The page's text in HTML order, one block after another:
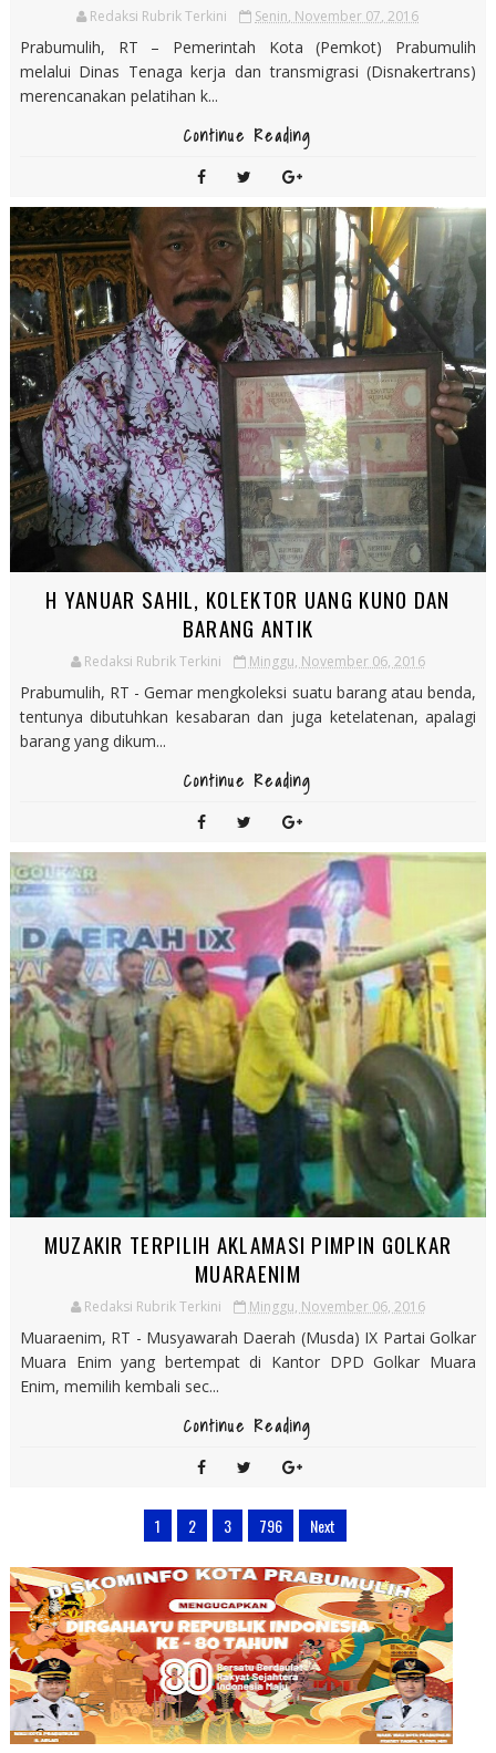
Redaksi Rubrik Terkini Senin, November 07, 2016
Prabumulih, RT – Pemerintah Kota (Pemkot) Prabumulih
melalui Dinas Tenaga kerja dan transmigrasi (Disnakertrans)
merencanakan pelatihan k...
Continue Reading
H YANUAR SAHIL, KOLEKTOR UANG KUNO DAN
BARANG ANTIK
Redaksi Rubrik Terkini Minggu, November 06, 2016
Prabumulih, RT - Gemar mengkoleksi suatu barang atau benda,
tentunya dibutuhkan kesabaran dan juga ketelatenan, apalagi
barang yang dikum...
Continue Reading
MUZAKIR TERPILIH AKLAMASI PIMPIN GOLKAR
MUARAENIM
Redaksi Rubrik Terkini Minggu, November 06, 2016
Muaraenim, RT - Musyawarah Daerah (Musda) IX Partai Golkar
Muara Enim yang bertempat di Kantor DPD Golkar Muara
Enim, memilih kembali sec...
Continue Reading
1 2 3 796 Next